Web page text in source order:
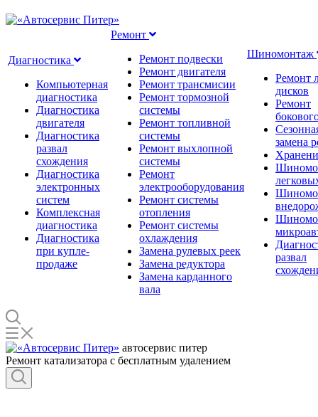
Диагностика
Компьютерная
диагностика
Диагностика
двигателя
Диагностика
развал
схождения
Диагностика
электронных
систем
Комплексная
диагностика
Диагностика
при купле-
продаже
Ремонт
Ремонт подвески
Ремонт двигателя
Ремонт трансмисии
Ремонт тормозной
системы
Ремонт топливной
системы
Ремонт выхлопной
системы
Ремонт
электрооборудования
Ремонт системы
отопления
Ремонт системы
охлаждения
Замена рулевых реек
Замена редуктора
Замена карданного
вала
Шиномонтаж
Ремонт
дисков
Ремонт
замена
развал
автосервис питер
Ремонт катализатора с бесплатным удалением